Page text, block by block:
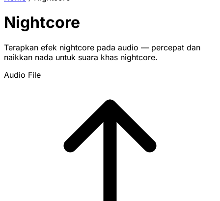
Nightcore
Terapkan efek nightcore pada audio — percepat dan
naikkan nada untuk suara khas nightcore.
Audio File